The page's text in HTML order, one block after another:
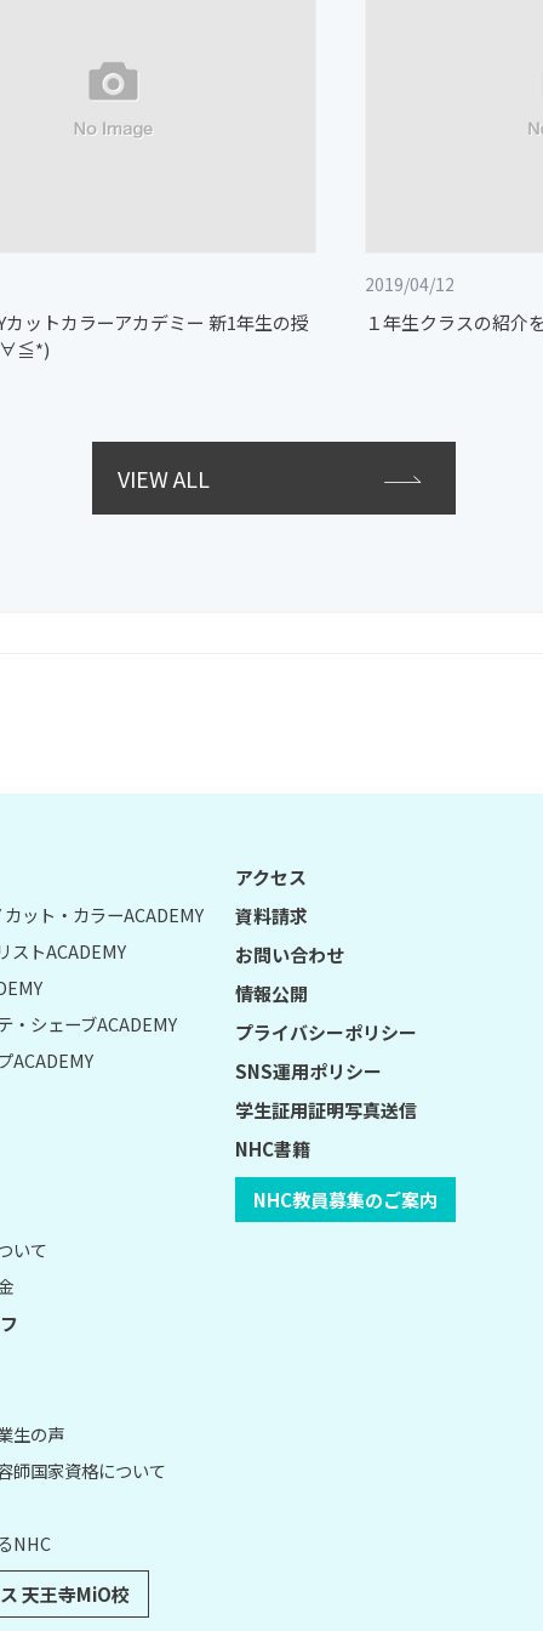
ットカラーアカデミー 新1年生の授
2019/04/12
１年生クラスの紹介
VIEW ALL
ット・カラーACADEMY
ストACADEMY
・シェーブACADEMY
ACADEMY
いて
生の声
師国家資格について
NHC
天王寺MiO校
アクセス
資料請求
お問い合わせ
情報公開
プライバシーポリシー
SNS運用ポリシー
学生証用証明写真送信
NHC書籍
NHC教員募集のご案内